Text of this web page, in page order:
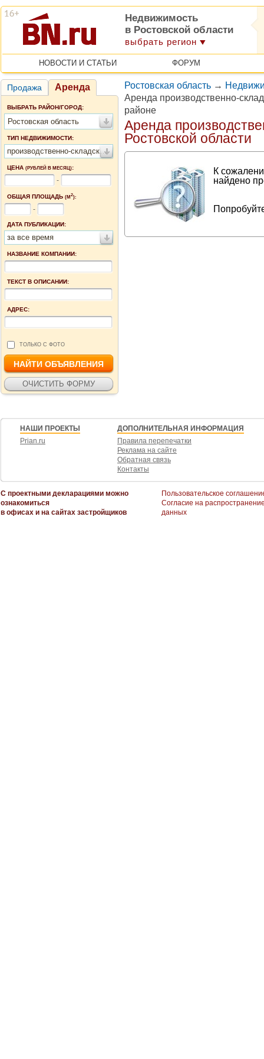
Недвижимость
в Ростовской области
выбрать регион
НОВОСТИ И СТАТЬИ ФОРУМ
Продажа Аренда
ВЫБРАТЬ РАЙОН/ГОРОД:
Ростовская область
ТИП НЕДВИЖИМОСТИ:
производственно-складские помещения
ЦЕНА (РУБЛЕЙ В МЕСЯЦ):
-
ОБЩАЯ ПЛОЩАДЬ (М2):
-
ДАТА ПУБЛИКАЦИИ:
за все время
НАЗВАНИЕ КОМПАНИИ:
ТЕКСТ В ОПИСАНИИ:
АДРЕС:
ТОЛЬКО С ФОТО
Ростовская область →
Аренда производственно-
районе
Аренда
Ростовской области
К
найдено
НАШИ ПРОЕКТЫ
Prian.ru
ДОПОЛНИТЕЛЬНАЯ ИНФОРМАЦИЯ
Правила перепечатки
Реклама на сайте
Обратная связь
Контакты
С проектными декларациями можно
ознакомиться
в офисах и на сайтах застройщиков
Пользовательское
Согласие на
данных